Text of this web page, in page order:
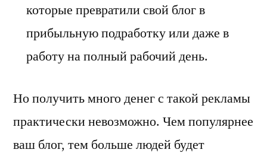
которые превратили свой блог в
прибыльную подработку или даже в
работу на полный рабочий день.
Но получить много денег с такой рекламы
практически невозможно. Чем популярнее
ваш блог, тем больше людей будет